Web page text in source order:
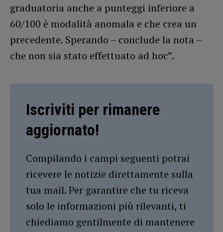
graduatoria anche a punteggi inferiore a
60/100 è modalità anomala e che crea un
precedente. Sperando – conclude la nota –
che non sia stato effettuato ad hoc”.
Iscriviti per rimanere
aggiornato!
Compilando i campi seguenti potrai
ricevere le notizie direttamente sulla
tua mail. Per garantire che tu riceva
solo le informazioni più rilevanti, ti
chiediamo gentilmente di mantenere